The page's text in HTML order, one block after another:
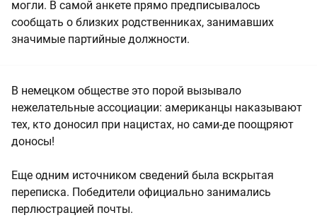
могли. В самой анкете прямо предписывалось
сообщать о близких родственниках, занимавших
значимые партийные должности.
В немецком обществе это порой вызывало
нежелательные ассоциации: американцы наказывают
тех, кто доносил при нацистах, но сами-де поощряют
доносы!
Еще одним источником сведений была вскрытая
переписка. Победители официально занимались
перлюстрацией почты.